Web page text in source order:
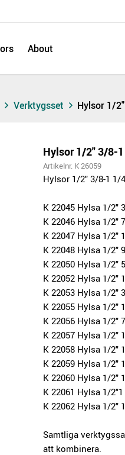
About
Verktygsset Hylsor 1/
Hylsor 1/2" 3/8-
Artikelnr. K 26059
Hylsor 1/2" 3/8-1 1/
K 22045 Hylsa 1/2"
K 22046 Hylsa 1/2"
K 22047 Hylsa 1/2"
K 22048 Hylsa 1/2"
K 22050 Hylsa 1/2"
K 22052 Hylsa 1/2"
K 22053 Hylsa 1/2"
K 22055 Hylsa 1/2"
K 22056 Hylsa 1/2"
K 22057 Hylsa 1/2"
K 22058 Hylsa 1/2"
K 22059 Hylsa 1/2"
K 22060 Hylsa 1/2"
K 22061 Hylsa 1/
K 22062 Hylsa 1/2"
Samtliga
att kombinera.